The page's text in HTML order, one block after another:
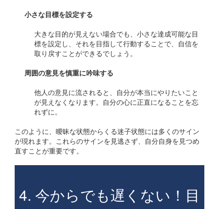
小さな目標を設定する
大きな目的が見えない場合でも、小さな達成可能な目
標を設定し、それを目指して行動することで、自信を
取り戻すことができるでしょう。
周囲の意見を慎重に吟味する
他人の意見に流されると、自分が本当にやりたいこと
が見えなくなります。自分の心に正直になることを忘
れずに。
このように、曖昧な状態からくる迷子状態には多くのサイン
が現れます。これらのサインを見逃さず、自分自身を見つめ
直すことが重要です。
4. 今からでも遅くない！目